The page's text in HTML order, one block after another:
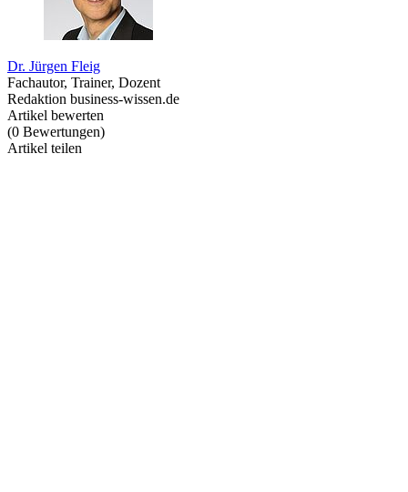
Dr. Jürgen Fleig
Fachautor, Trainer, Dozent
Redaktion business-wissen.de
Artikel bewerten
(0 Bewertungen)
Artikel teilen